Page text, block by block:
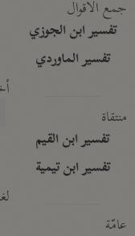
جمع الأقوال
تفسير ابن الجوزي
تفسير الماوردي
منتقاة
تفسير ابن القيم
تفسير ابن تيمية
عامّة